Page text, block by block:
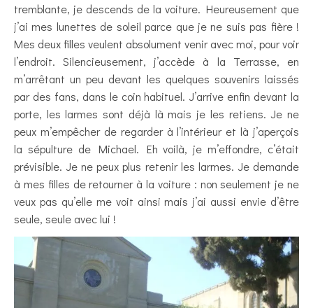
tremblante, je descends de la voiture. Heureusement que
j’ai mes lunettes de soleil parce que je ne suis pas fière !
Mes deux filles veulent absolument venir avec moi, pour voir
l’endroit. Silencieusement, j’accède à la Terrasse, en
m’arrêtant un peu devant les quelques souvenirs laissés
par des fans, dans le coin habituel. J’arrive enfin devant la
porte, les larmes sont déjà là mais je les retiens. Je ne
peux m’empêcher de regarder à l’intérieur et là j’aperçois
la sépulture de Michael. Eh voilà, je m’effondre, c’était
prévisible. Je ne peux plus retenir les larmes. Je demande
à mes filles de retourner à la voiture : non seulement je ne
veux pas qu’elle me voit ainsi mais j’ai aussi envie d’être
seule, seule avec lui !